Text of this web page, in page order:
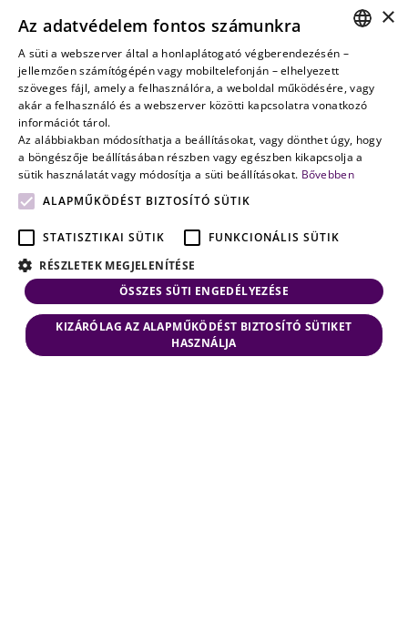
amikor a jövő
nem a
véletlenen
múlik
HUNGARIAN
ENGLISH
×
Az adatvédelem fontos számunkra
A süti a webszerver által a honlaplátogató végberendezésén –
jellemzően számítógépén vagy mobiltelefonján – elhelyezett
szöveges fájl, amely a felhasználóra, a weboldal működésére, vagy
akár a felhasználó és a webszerver közötti kapcsolatra vonatkozó
információt tárol.
Az alábbiakban módosíthatja a beállításokat, vagy dönthet úgy, hogy
a böngészője beállításában részben vagy egészben kikapcsolja a
sütik használatát vagy módosítja a süti beállításokat. Bővebben
ALAPMŰKÖDÉST BIZTOSÍTÓ SÜTIK
STATISZTIKAI SÜTIK
FUNKCIONÁLIS SÜTIK
RÉSZLETEK MEGJELENÍTÉSE
ÖSSZES SÜTI ENGEDÉLYEZÉSE
KIZÁRÓLAG AZ ALAPMŰKÖDÉST BIZTOSÍTÓ SÜTIKET
HASZNÁLJA